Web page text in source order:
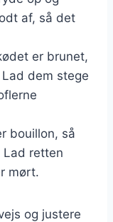
af, så det
er brunet,
dem stege
bouillon, så
retten
mørt.
og justere